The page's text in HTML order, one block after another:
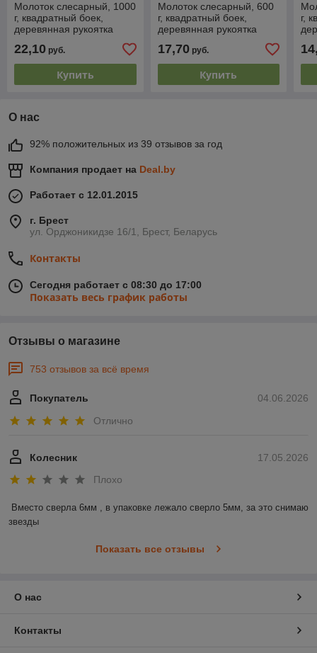
Молоток слесарный, 1000
г, квадратный боек,
деревянная рукоятка
22,10 руб.
Купить
Молоток слесарный, 600
г, квадратный боек,
деревянная рукоятка
17,70руб.
Купить
г,
О нас
92% положительных из 39 отзывов за год
Компания продает на Deal.by
Работает с 12.01.2015
г. Брест
ул. Орджоникидзе 16/1, Брест, Беларусь
Контакты
Сегодня работает с 08:30 до 17:00
Показать весь график работы
Отзывы о магазине
753 отзывов за всё время
04.06.2026
Покупатель
Отлично
17.05.2026
Колесник
Плохо
Вместо сверла 6мм , в упаковке лежало сверло 5мм, за это снимаю
звезды
Показать все отзывы
О нас
Контакты